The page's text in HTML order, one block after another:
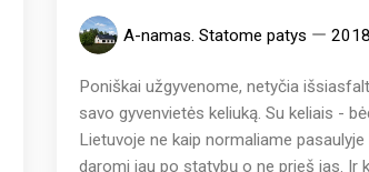
A-namas. Statome patys
Poniškai užgyvenome, netyčia
savo gyvenvietės keliuką. Su keliais -
Lietuvoje ne kaip normaliame pasaulyje
daromi jau po statybų o ne prieš jas. Ir